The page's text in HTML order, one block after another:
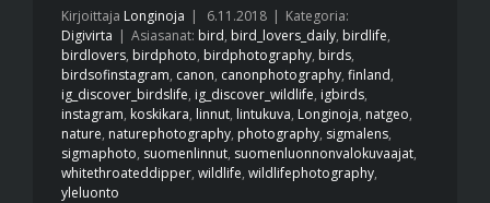
Kirjoittaja Longinoja | 6.11.2018 | Kategoria:
Digivirta | Asiasanat: bird, bird_lovers_daily, birdlife,
birdlovers, birdphoto, birdphotography, birds,
birdsofinstagram, canon, canonphotography, finland,
ig_discover_birdslife, ig_discover_wildlife, igbirds,
instagram, koskikara, linnut, lintukuva, Longinoja, natgeo,
nature, naturephotography, photography, sigmalens,
sigmaphoto, suomenlinnut, suomenluonnonvalokuvaajat,
whitethroateddipper, wildlife, wildlifephotography,
yleluonto